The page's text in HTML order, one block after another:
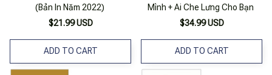
(Bản In Năm 2022)
$21.99 USD
ADD TO CART
Mình + Ai Che Lưng Cho Bạn
$34.99 USD
ADD TO CART